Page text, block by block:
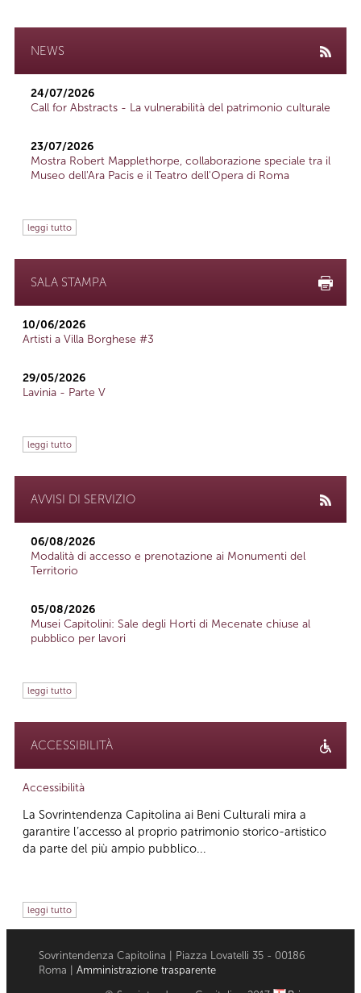
NEWS
24/07/2026
Call for Abstracts - La vulnerabilità del patrimonio culturale
23/07/2026
Mostra Robert Mapplethorpe, collaborazione speciale tra il
Museo dell'Ara Pacis e il Teatro dell'Opera di Roma
leggi tutto
SALA STAMPA
10/06/2026
Artisti a Villa Borghese #3
29/05/2026
Lavinia - Parte V
leggi tutto
AVVISI DI SERVIZIO
06/08/2026
Modalità di accesso e prenotazione ai Monumenti del
Territorio
05/08/2026
Musei Capitolini: Sale degli Horti di Mecenate chiuse al
pubblico per lavori
leggi tutto
ACCESSIBILITÀ
Accessibilità
La Sovrintendenza Capitolina ai Beni Culturali mira a
garantire l’accesso al proprio patrimonio storico-artistico
da parte del più ampio pubblico...
leggi tutto
Sovrintendenza Capitolina | Piazza Lovatelli 35 - 00186
Roma | Amministrazione trasparente